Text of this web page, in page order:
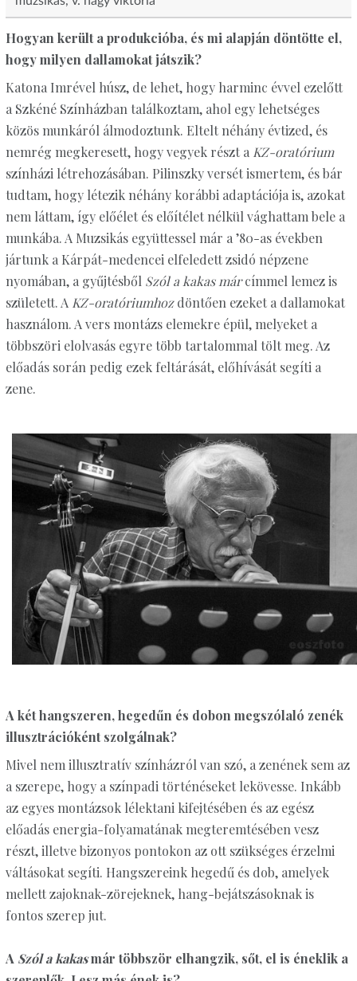
Hogyan került a produkcióba, és mi alapján döntötte el,
hogy milyen dallamokat játszik?
Katona Imrével húsz, de lehet, hogy harminc évvel ezelőtt
a Szkéné Színházban találkoztam, ahol egy lehetséges
közös munkáról álmodoztunk. Eltelt néhány évtized, és
nemrég megkeresett, hogy vegyek részt a KZ-oratórium
színházi létrehozásában. Pilinszky versét ismertem, és bár
tudtam, hogy létezik néhány korábbi adaptációja is, azokat
nem láttam, így előélet és előítélet nélkül vághattam bele a
munkába. A Muzsikás együttessel már a ’80-as években
jártunk a Kárpát-medencei elfeledett zsidó népzene
nyomában, a gyűjtésből Szól a kakas márcímmel lemez is
született. A KZ-oratóriumhozdöntően ezeket a dallamokat
használom. A vers montázs elemekre épül, melyeket a
többszöri elolvasás egyre több tartalommal tölt meg. Az
előadás során pedig ezek feltárását, előhívását segíti a
zene.
A két hangszeren, hegedűn és dobon megszólaló zenék
illusztrációként szolgálnak?
Mivel nem illusztratív színházról van szó, a zenének sem az
a szerepe, hogy a színpadi történéseket lekövesse. Inkább
az egyes montázsok lélektani kifejtésében és az egész
előadás energia-folyamatának megteremtésében vesz
részt, illetve bizonyos pontokon az ott szükséges érzelmi
váltásokat segíti. Hangszereink hegedű és dob, amelyek
mellett zajoknak-zörejeknek, hang-bejátszásoknak is
fontos szerep jut.
ASzól a kakasmár többször elhangzik, sőt, el is éneklik a